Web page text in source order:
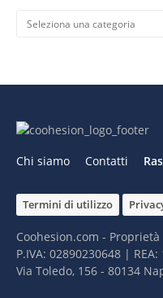
Categorie
Chi siamo Contatti
Termini di utilizzo
Coohesion.com -
P.IVA: 02890230648 | REA:
Via Toledo, 156 - 80134